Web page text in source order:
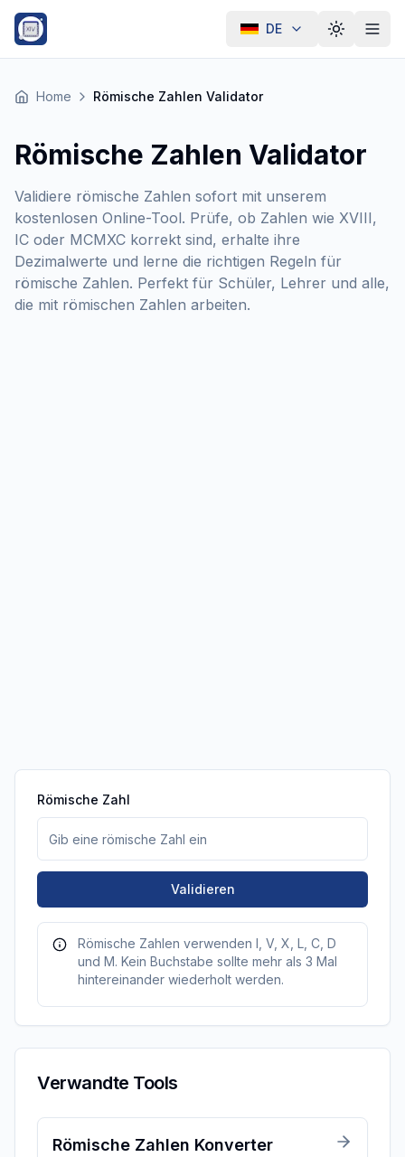
DE Theme
Home Römische Zahlen Validator
Römische Zahlen Validator
Validiere römische Zahlen sofort mit unserem
kostenlosen Online-Tool. Prüfe, ob Zahlen wie XVIII,
IC oder MCMXC korrekt sind, erhalte ihre
Dezimalwerte und lerne die richtigen Regeln für
römische Zahlen. Perfekt für Schüler, Lehrer und alle,
die mit römischen Zahlen arbeiten.
Römische Zahl
Validieren
Römische Zahlen verwenden I, V, X, L, C, D
und M. Kein Buchstabe sollte mehr als 3 Mal
hintereinander wiederholt werden.
Verwandte Tools
Römische Zahlen Konverter